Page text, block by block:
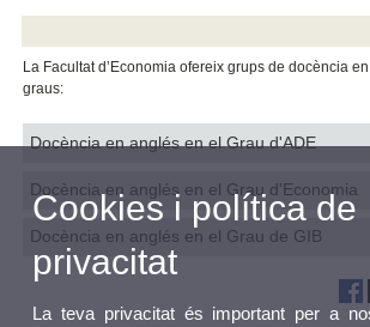
La Facultat d’Economia ofereix grups de docència
graus:
Docència en anglés en el Grau d'ADE
Docència en anglés en el Grau d'Economia
Docència en anglés en el Grau de GIB
Cookies i política de
privacitat
La teva privacitat és important per a